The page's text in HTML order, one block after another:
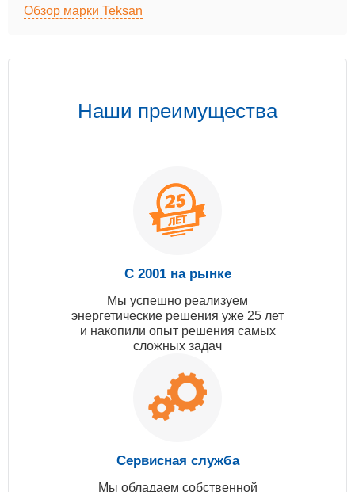
Обзор марки Teksan
Наши преимущества
С 2001 на рынке
Мы успешно реализуем
энергетические решения уже 25 лет
и накопили опыт решения самых
сложных задач
Сервисная служба
Мы обладаем собственной